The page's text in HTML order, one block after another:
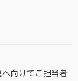
向けてご担当者